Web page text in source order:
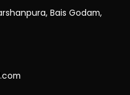
Bais Godam,